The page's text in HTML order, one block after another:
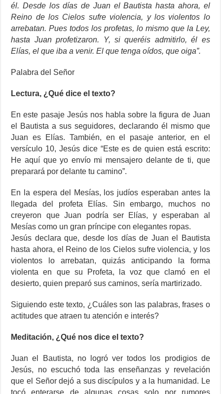
él. Desde los días de Juan el Bautista hasta ahora, el
Reino de los Cielos sufre violencia, y los violentos lo
arrebatan. Pues todos los profetas, lo mismo que la Ley,
hasta Juan profetizaron. Y, si queréis admitirlo, él es
Elías, el que iba a venir. El que tenga oídos, que oiga”.
Palabra del Señor
Lectura, ¿Qué dice el texto?
En este pasaje Jesús nos habla sobre la figura de Juan
el Bautista a sus seguidores, declarando él mismo que
Juan es Elías. También, en el pasaje anterior, en el
versículo 10, Jesús dice “Este es de quien está escrito:
He aquí que yo envío mi mensajero delante de ti, que
preparará por delante tu camino”.
En la espera del Mesías, los judíos esperaban antes la
llegada del profeta Elías. Sin embargo, muchos no
creyeron que Juan podría ser Elías, y esperaban al
Mesías como un gran príncipe con elegantes ropas.
Jesús declara que, desde los días de Juan el Bautista
hasta ahora, el Reino de los Cielos sufre violencia, y los
violentos lo arrebatan, quizás anticipando la forma
violenta en que su Profeta, la voz que clamó en el
desierto, quien preparó sus caminos, sería martirizado.
Siguiendo este texto, ¿Cuáles son las palabras, frases o
actitudes que atraen tu atención e interés?
Meditación, ¿Qué nos dice el texto?
Juan el Bautista, no logró ver todos los prodigios de
Jesús, no escuchó toda las enseñanzas y revelación
que el Señor dejó a sus discípulos y a la humanidad. Le